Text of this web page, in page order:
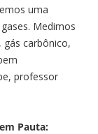
uma
Medimos
carbônico,
professor
Pauta: